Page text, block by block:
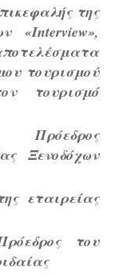
της
«Interview»,
τουρισμού
τουρισμό
Ξενοδόχων
εταιρείας
του